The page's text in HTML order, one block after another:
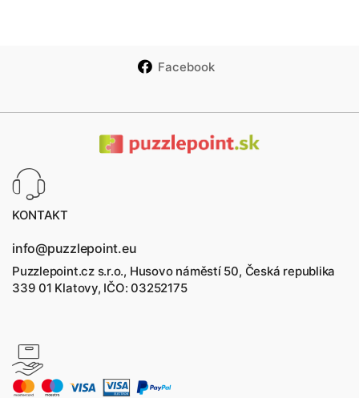
Facebook
KONTAKT
info@puzzlepoint.eu
Puzzlepoint.cz s.r.o., Husovo náměstí 50, Česká republika
339 01 Klatovy, IČO: 03252175